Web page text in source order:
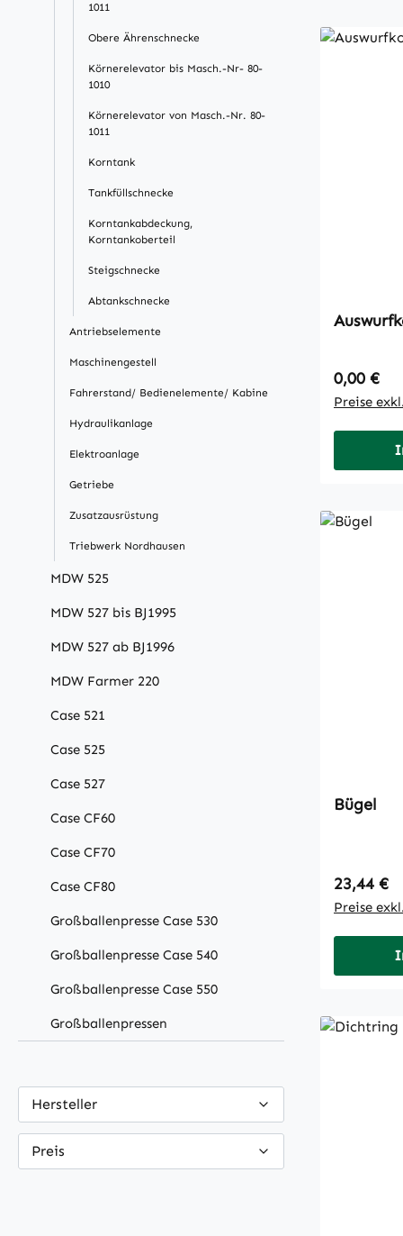
1011
Obere Ährenschnecke
Körnerelevator bis Masch.-Nr- 80-
1010
Körnerelevator von Masch.-Nr. 80-
1011
Korntank
Tankfüllschnecke
Korntankabdeckung,
Korntankoberteil
Steigschnecke
Abtankschnecke
Antriebselemente
Maschinengestell
Fahrerstand/ Bedienelemente/ Kabine
Hydraulikanlage
Elektroanlage
Getriebe
Zusatzausrüstung
Triebwerk Nordhausen
MDW 525
MDW 527 bis BJ1995
MDW 527 ab BJ1996
MDW Farmer 220
Case 521
Case 525
Case 527
Case CF60
Case CF70
Case CF80
Großballenpresse Case 530
Großballenpresse Case 540
Großballenpresse Case 550
Großballenpressen
Hersteller
Preis
0,00 €
Preise
Bügel
23,44 €
Preise